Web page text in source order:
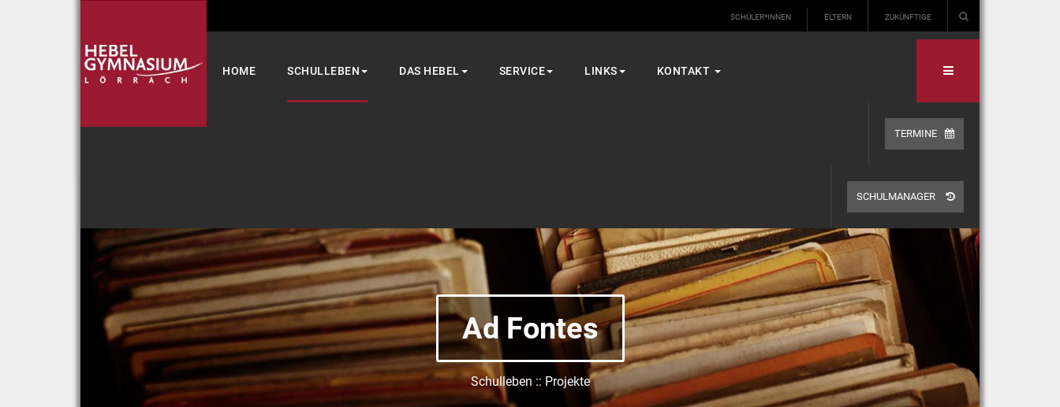
SCHÜLER*INNEN ELTERN ZUKÜNFTIGE
HOME SCHULLEBEN DAS HEBEL SERVICE LINKS KONTAKT
TERMINE
SCHULMANAGER
Ad Fontes
Schulleben :: Projekte